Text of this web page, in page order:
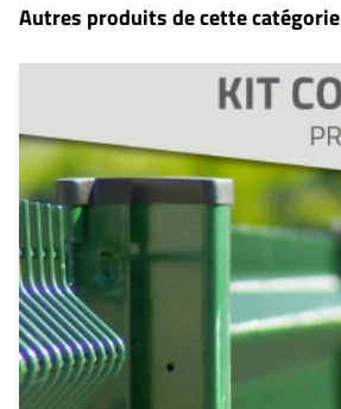
Autres produits de cette catégorie